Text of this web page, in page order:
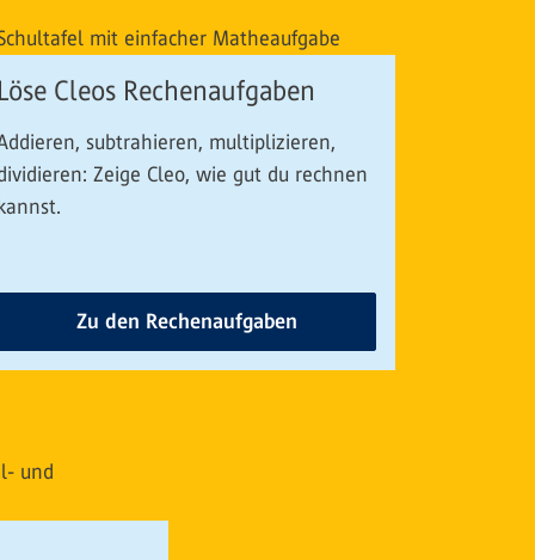
Löse Cleos Rechenaufgaben
subtrahieren, multiplizieren,
Zeige Cleo, wie gut du rechnen
Zu den Rechenaufgaben